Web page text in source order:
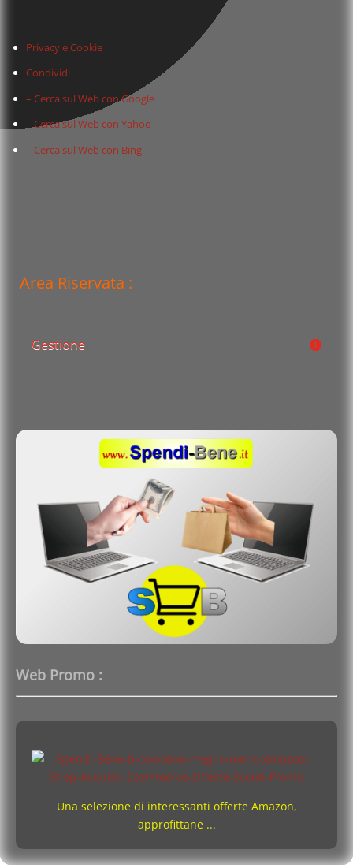
Privacy e Cookie
Condividi
– Cerca sul Web con Google
– Cerca sul Web con Yahoo
– Cerca sul Web con Bing
Area Riservata :
Gestione
Web Promo :
Una selezione di interessanti offerte Amazon,
approfittane ...